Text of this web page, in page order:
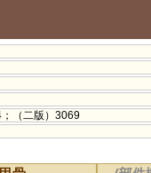
；（二版）3069